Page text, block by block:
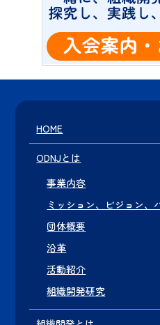
HOME
ODNJとは
事業内容
ミッション、ビジョン、
団体概要
沿革
活動紹介
組織開発研究